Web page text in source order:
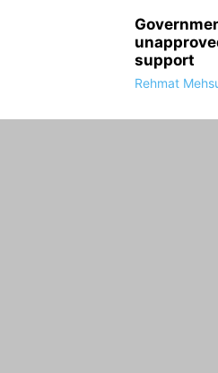
support
Rehmat